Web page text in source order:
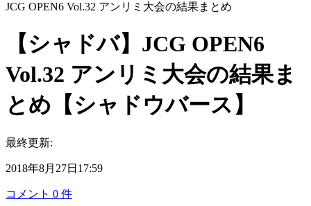
JCG OPEN6 Vol.32 アンリミ大会の結果まとめ
【シャドバ】JCG OPEN6
Vol.32 アンリミ大会の結果ま
とめ【シャドウバース】
最終更新:
2018年8月27日17:59
コメント 0 件